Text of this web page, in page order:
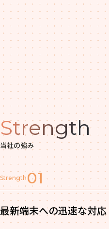
Strength
当社の強み
Strength 01
最新端末への迅速な対応